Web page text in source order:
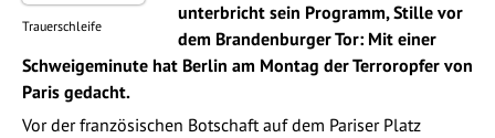
Trauerschleife
unterbricht sein Programm, Stille vor
dem Brandenburger Tor: Mit einer
Schweigeminute hat Berlin am Montag der Terroropfer von
Paris gedacht.
Vor der französischen Botschaft auf dem Pariser Platz